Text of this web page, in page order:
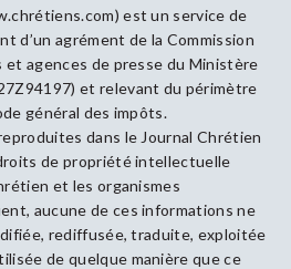
est un service de
d’un agrément de la Commission
agences de presse du Ministère
et relevant du périmètre
général des impôts.
dans le Journal Chrétien
de propriété intellectuelle
et les organismes
aucune de ces informations ne
rediffusée, traduite, exploitée
de quelque manière que ce